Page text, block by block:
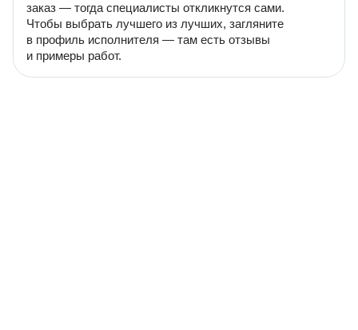
заказ — тогда специалисты откликнутся сами.
Чтобы выбрать лучшего из лучших, загляните
в профиль исполнителя — там есть отзывы
и примеры работ.